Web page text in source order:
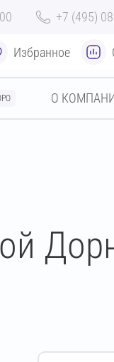
+7 (495)
Избранное
О